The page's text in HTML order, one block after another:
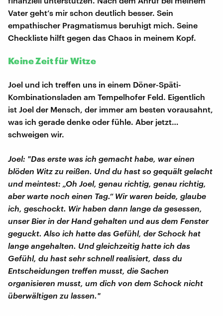
Vater geht’s mir schon deutlich besser. Sein
empathischer Pragmatismus beruhigt mich. Seine
Checkliste hilft gegen das Chaos in meinem Kopf.
Keine Zeit für Witze
Joel und ich treffen uns in einem Döner-Späti-
Kombinationsladen am Tempelhofer Feld. Eigentlich
ist Joel der Mensch, der immer am besten vorausahnt,
was ich gerade denke oder fühle. Aber jetzt…
schweigen wir.
Joel: "Das erste was ich gemacht habe, war einen
blöden Witz zu reißen. Und du hast so gequält gelacht
und meintest: „Oh Joel, genau richtig, genau richtig,
aber warte noch einen Tag.“ Wir waren beide, glaube
ich, geschockt. Wir haben dann lange da gesessen,
unser Bier in der Hand gehalten und aus dem Fenster
geguckt. Also ich hatte das Gefühl, der Schock hat
lange angehalten. Und gleichzeitig hatte ich das
Gefühl, du hast sehr schnell realisiert, dass du
Entscheidungen treffen musst, die Sachen
organisieren musst, um dich von dem Schock nicht
überwältigen zu lassen."